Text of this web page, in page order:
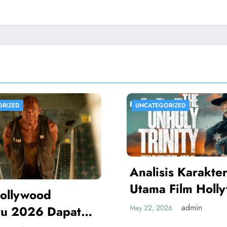
Karakter
Film Hollywood
Seru
admin
UNCATEGORIZED
Review Film